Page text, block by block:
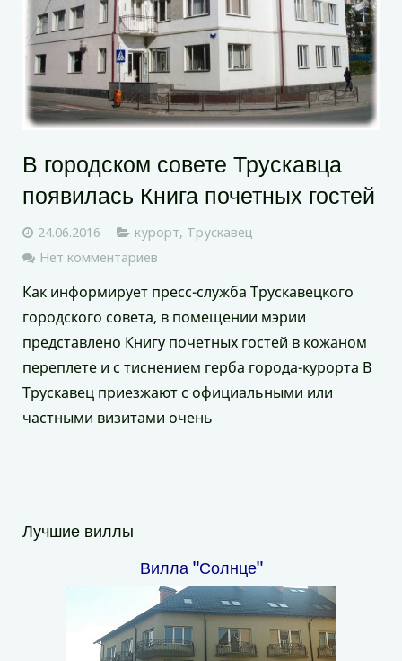
В городском совете Трускавца
появилась Книга почетных гостей
24.06.2016 курорт, Трускавец
Нет комментариев
Как информирует пресс-служба Трускавецкого
городского совета, в помещении мэрии
представлено Книгу почетных гостей в кожаном
переплете и с тиснением герба города-курорта В
Трускавец приезжают с официальными или
частными визитами очень
Лучшие виллы
Вилла "Солнце"